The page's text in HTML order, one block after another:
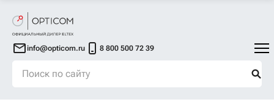
info@opticom.ru 8 800 500 72 39